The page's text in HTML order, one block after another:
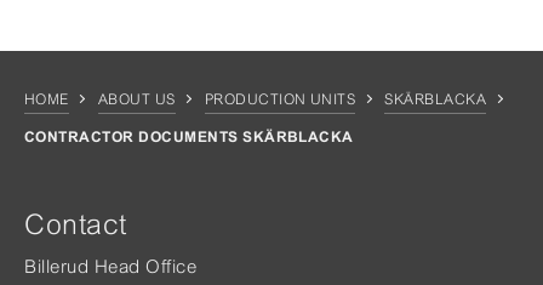
HOME ABOUT US PRODUCTION UNITS SKÄRBLACKA
CONTRACTOR DOCUMENTS SKÄRBLACKA
Contact
Billerud Head Office